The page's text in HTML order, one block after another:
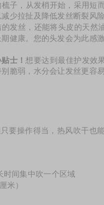
子，从发梢开始，采用短
少拉扯及降低发丝断裂风
的发丝，还能将头皮的天然
健康。您的头发会为此感激
士！想要达到最佳护发效
脆弱，水分会让发丝更容易
要操作得当，热风吹干也
时间集中吹一个区域
米）